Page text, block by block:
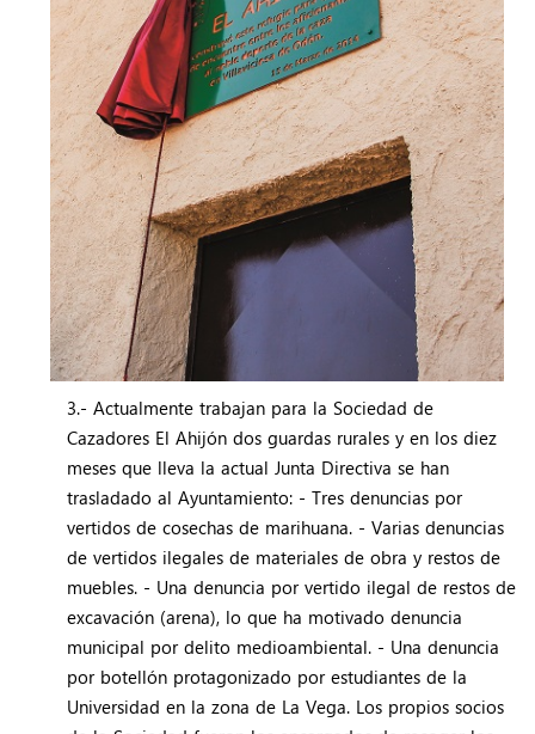
3.- Actualmente trabajan para la Sociedad de
Cazadores El Ahijón dos guardas rurales y en los diez
meses que lleva la actual Junta Directiva se han
trasladado al Ayuntamiento: - Tres denuncias por
vertidos de cosechas de marihuana. - Varias denuncias
de vertidos ilegales de materiales de obra y restos de
muebles. - Una denuncia por vertido ilegal de restos de
excavación (arena), lo que ha motivado denuncia
municipal por delito medioambiental. - Una denuncia
por botellón protagonizado por estudiantes de la
Universidad en la zona de La Vega. Los propios socios